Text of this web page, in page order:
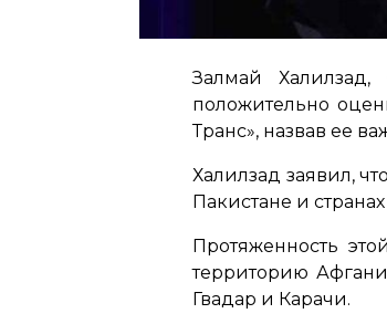
Залмай
положительно
Транс», назвав ее
Халилзад заявил,
Пакистане и
Протяженность
территорию
Гвадар и Карачи.